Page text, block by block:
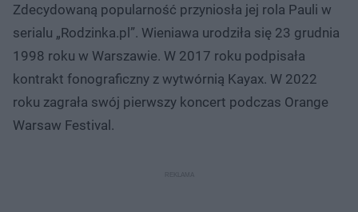
Zdecydowaną popularność przyniosła jej rola Pauli w
serialu „Rodzinka.pl”. Wieniawa urodziła się 23 grudnia
1998 roku w Warszawie. W 2017 roku podpisała
kontrakt fonograficzny z wytwórnią Kayax. W 2022
roku zagrała swój pierwszy koncert podczas Orange
Warsaw Festival.